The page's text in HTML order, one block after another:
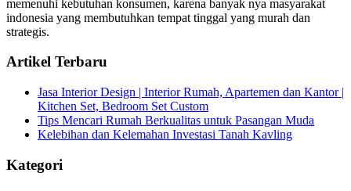
memenuhi kebutuhan konsumen, karena banyak nya masyarakat
indonesia yang membutuhkan tempat tinggal yang murah dan
strategis.
Artikel Terbaru
Jasa Interior Design | Interior Rumah, Apartemen dan Kantor |
Kitchen Set, Bedroom Set Custom
Tips Mencari Rumah Berkualitas untuk Pasangan Muda
Kelebihan dan Kelemahan Investasi Tanah Kavling
Kategori